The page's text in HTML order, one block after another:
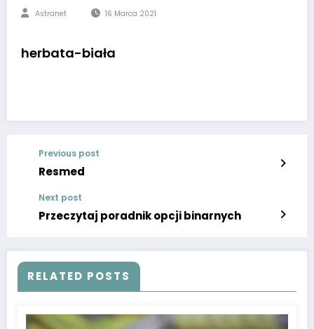
Astranet 16 Marca 2021
herbata-biała
Previous post
Resmed
Next post
Przeczytaj poradnik opcji binarnych
RELATED POSTS